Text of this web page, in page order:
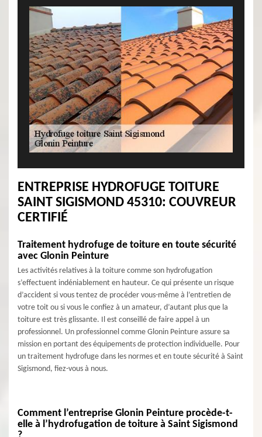
ENTREPRISE HYDROFUGE TOITURE
SAINT SIGISMOND 45310: COUVREUR
CERTIFIÉ
Traitement hydrofuge de toiture en toute sécurité
avec Glonin Peinture
Les activités relatives à la toiture comme son hydrofugation
s’effectuent indéniablement en hauteur. Ce qui présente un risque
d’accident si vous tentez de procéder vous-même à l’entretien de
votre toit ou si vous le confiez à un amateur, d’autant plus que la
toiture est très glissante. Il est conseillé de faire appel à un
professionnel. Un professionnel comme Glonin Peinture assure sa
mission en portant des équipements de protection individuelle. Pour
un traitement hydrofuge dans les normes et en toute sécurité à Saint
Sigismond, fiez-vous à nous.
Comment l’entreprise Glonin Peinture procède-t-
elle à l’hydrofugation de toiture à Saint Sigismond